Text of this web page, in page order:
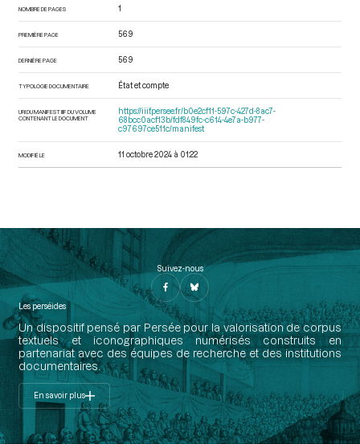
NOMBRE DE PAGES 1
PREMIÈRE PAGE 569
DERNIÈRE PAGE 569
TYPOLOGIE DOCUMENTAIRE État et compte
URI DU MANIFEST IIIF DU VOLUME
CONTENANT LE DOCUMENT
https://iiif.persee.fr/b0e2cf11-597c-427d-8ac7-
68bcc0acf13b/fdf849fc-c614-4e7a-b977-
c97697ce511c/manifest
MODIFIÉ LE 11 octobre 2024 à 01:22
Suivez-nous
Les perséides
Un dispositif pensé par Persée pour la valorisation de corpus
textuels et iconographiques numérisés construits en
partenariat avec des équipes de recherche et des institutions
documentaires.
En savoir plus